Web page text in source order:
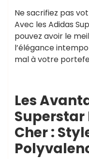
Ne sacrifiez pas
Avec les Adidas
pouvez avoir le
l’élégance
mal à votre
Les
Superstar
Cher :